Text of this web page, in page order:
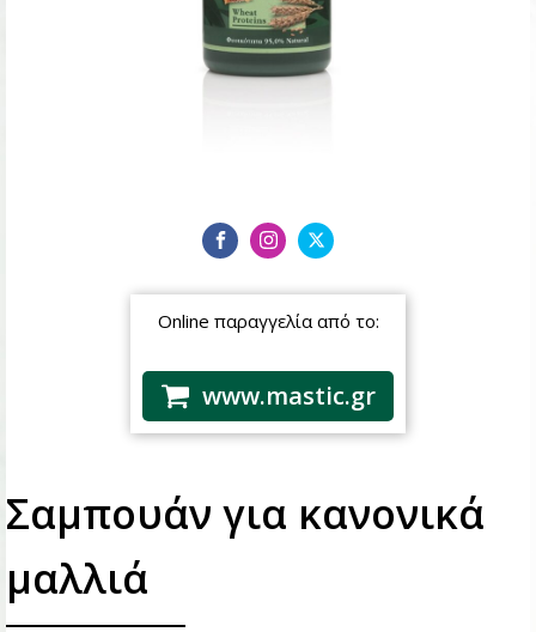
Online παραγγελία από το:
www.mastic.gr
Σαμπουάν για κανονικά
μαλλιά